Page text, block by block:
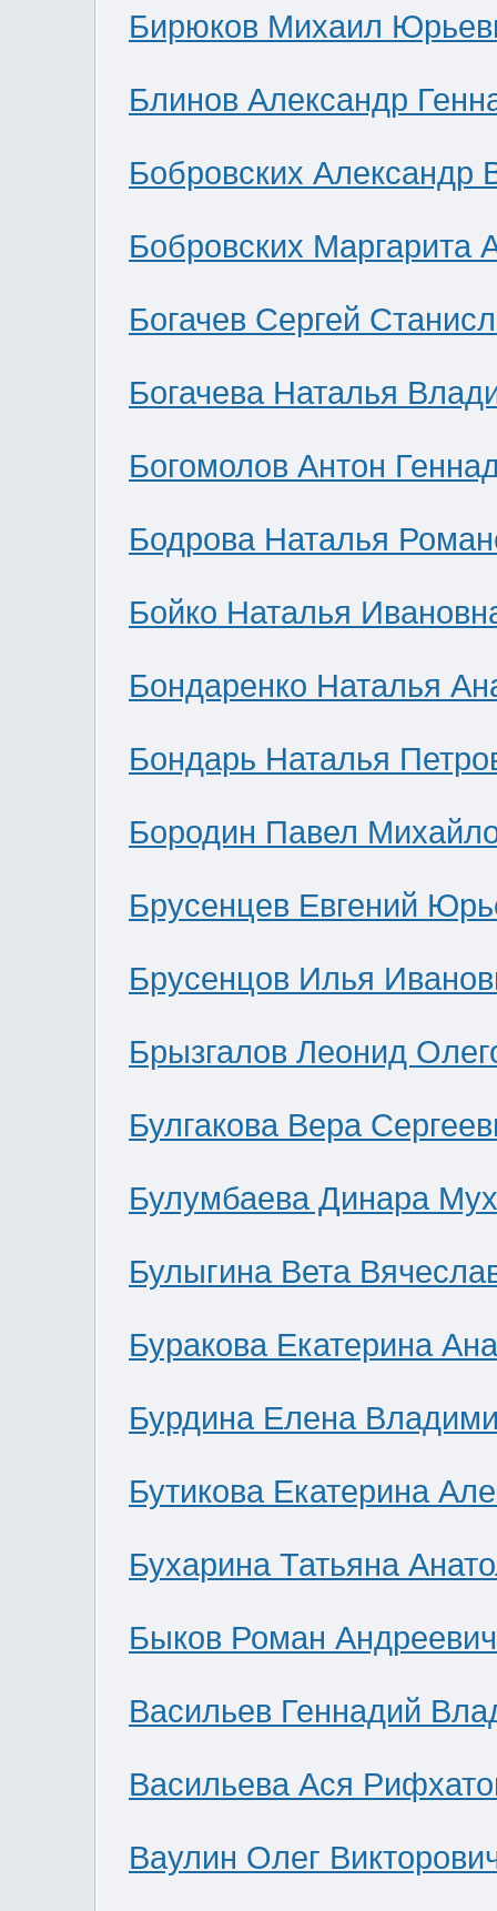
Бирюков Михаил
Блинов Александр
Бобровских Александр
Бобровских Маргарита
Богачев Сергей
Богачева Наталья
Богомолов Антон
Бодрова Наталья
Бойко Наталья
Бондаренко Наталья
Бондарь Наталья
Бородин Павел
Брусенцев Евгений
Брусенцов Илья
Брызгалов Леонид
Булгакова Вера
Булумбаева Динара
Булыгина Вета
Буракова Екатерина
Бурдина Елена
Бутикова Екатерина
Бухарина Татьяна
Быков Роман Андреевич
Васильев Геннадий
Васильева Ася
Ваулин Олег